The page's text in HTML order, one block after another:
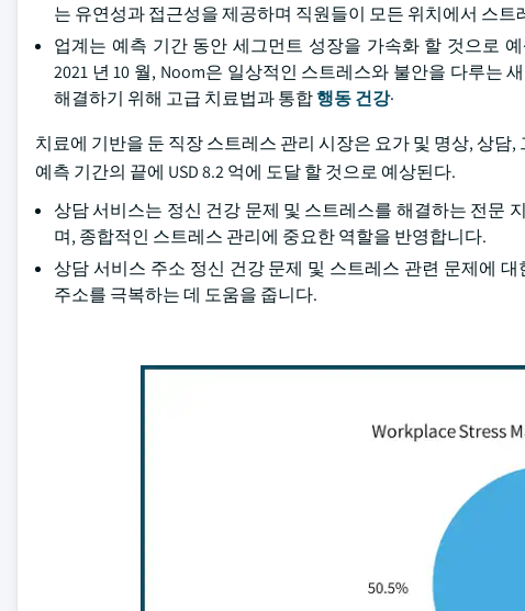
는 유연성과 접근성을 제공하며 직원들이 모든 위치에서 스
업계는 예측 기간 동안 세그먼트 성장을 가속화 할 것으로
2021 년 10 월, Noom은 일상적인 스트레스와 불안을 다루는
해결하기 위해 고급 치료법과 통합행동 건강·
치료에 기반을 둔 직장 스트레스 관리 시장은 요가 및 명상, 상
예측 기간의 끝에 USD 8.2 억에 도달 할 것으로 예상된다.
상담 서비스는 정신 건강 문제 및 스트레스를 해결하는 전문
며, 종합적인 스트레스 관리에 중요한 역할을 반영합니다.
상담 서비스 주소 정신 건강 문제 및 스트레스 관련 문제에
주소를 극복하는 데 도움을 줍니다.